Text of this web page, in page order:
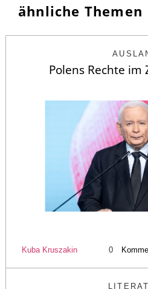
ähnliche Themen
Polens Rechte
Kuba Kruszakin 0